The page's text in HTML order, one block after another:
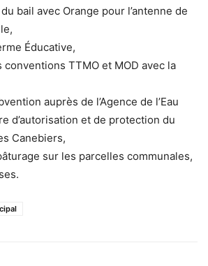
bail avec Orange pour l’antenne de
Éducative,
TTMO et MOD avec la
auprès de l’Agence de l’Eau
d’autorisation et de protection du
Canebiers,
sur les parcelles communales,